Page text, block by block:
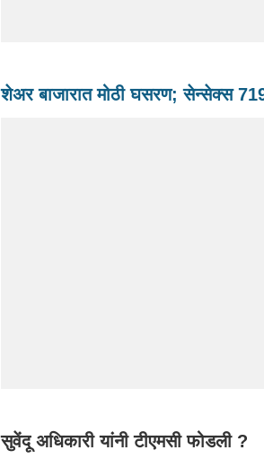
शेअर बाजारात मोठी घसरण; सेन्सेक्स
सुवेंदू अधिकारी यांनी टीएमसी फोडली ?